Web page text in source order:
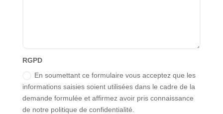
RGPD
En soumettant ce formulaire vous acceptez que les
informations saisies soient utilisées dans le cadre de la
demande formulée et affirmez avoir pris connaissance
de notre politique de confidentialité.